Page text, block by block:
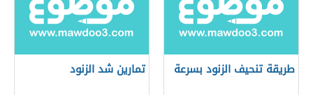
طريقة تنحيف الزنود بسرعة تمارين شد الزنود